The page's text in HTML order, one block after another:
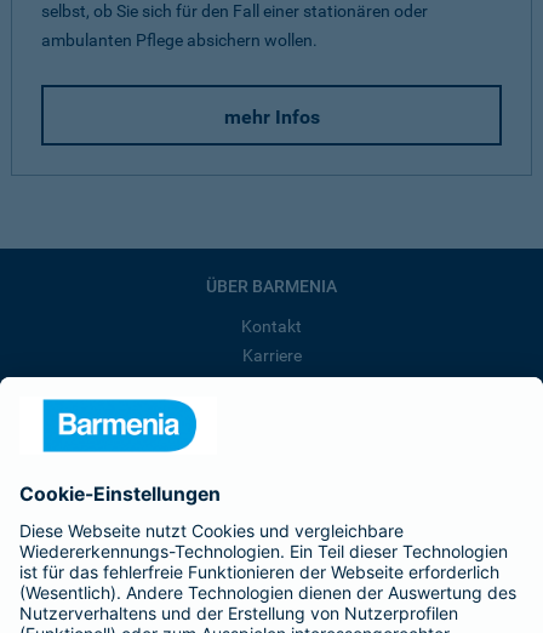
selbst, ob Sie sich für den Fall einer stationären oder
ambulanten Pflege absichern wollen.
mehr Infos
ÜBER BARMENIA
Kontakt
Karriere
Barmenia ist Teil der BarmeniaGothaer
BELIEBTE SEITEN
Kranken-Zusatzversicherung
Tierversicherungen